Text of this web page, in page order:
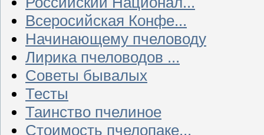
Всеросийская Конфе...
Начинающему пчеловоду
Лирика пчеловодов ...
Советы бывалых
Тесты
Таинство пчелиное
Стоимость пчелопаке...